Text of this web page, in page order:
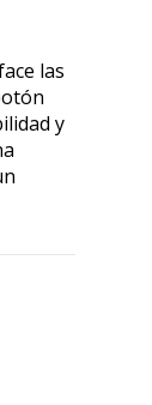
las
y